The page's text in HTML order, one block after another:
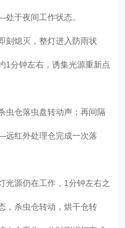
于夜间工作状态。
刻熄灭，整灯进入防雨状
1分钟左右，诱集光源重新点
虫仓落虫盘转动声；再间隔
红外处理仓完成一次落
源仍在工作，1分钟左右之
，杀虫仓转动，烘干仓转